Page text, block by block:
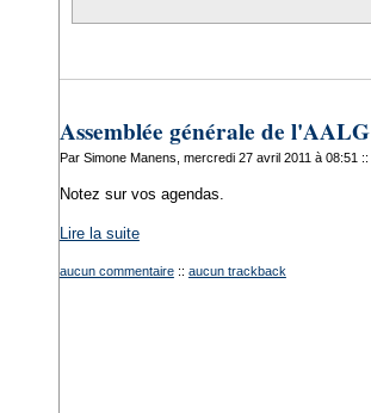
Assemblée générale de l'AALG
Par Simone Manens, mercredi 27 avril 2011 à 08:51 ::
Notez sur vos agendas.
Lire la suite
aucun commentaire :: aucun trackback